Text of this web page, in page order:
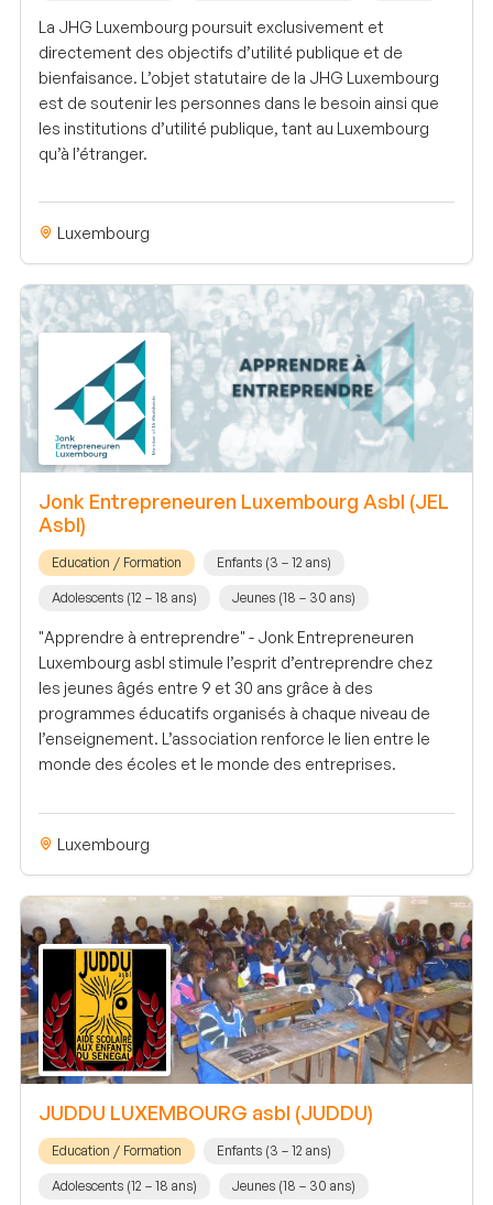
La JHG Luxembourg poursuit exclusivement et
directement des objectifs d’utilité publique et de
bienfaisance. L’objet statutaire de la JHG Luxembourg
est de soutenir les personnes dans le besoin ainsi que
les institutions d’utilité publique, tant au Luxembourg
qu’à l’étranger.
Luxembourg
Jonk Entrepreneuren Luxembourg Asbl (JEL
Asbl)
Education / Formation Enfants (3 – 12 ans)
Adolescents (12 – 18 ans) Jeunes (18 – 30 ans)
"Apprendre à entreprendre" - Jonk Entrepreneuren
Luxembourg asbl stimule l’esprit d’entreprendre chez
les jeunes âgés entre 9 et 30 ans grâce à des
programmes éducatifs organisés à chaque niveau de
l’enseignement. L’association renforce le lien entre le
monde des écoles et le monde des entreprises.
Luxembourg
JUDDU LUXEMBOURG asbl (JUDDU)
Education / Formation Enfants (3 – 12 ans)
Adolescents (12 – 18 ans) Jeunes (18 – 30 ans)